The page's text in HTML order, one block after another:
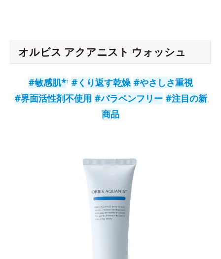
オルビス アクアニスト ウォッシュ
#敏感肌*1 #くり返す乾燥 #やさしさ重視
#界面活性剤不使用 #パラベンフリー #注目の新
商品